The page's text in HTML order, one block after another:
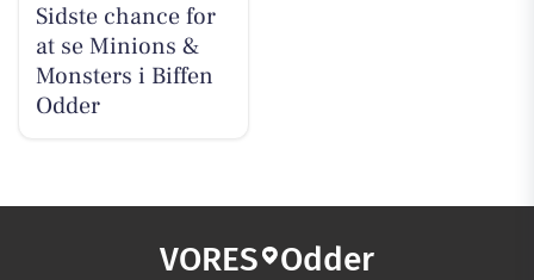
Sidste chance for
at se Minions &
Monsters i Biffen
Odder
VORES Odder